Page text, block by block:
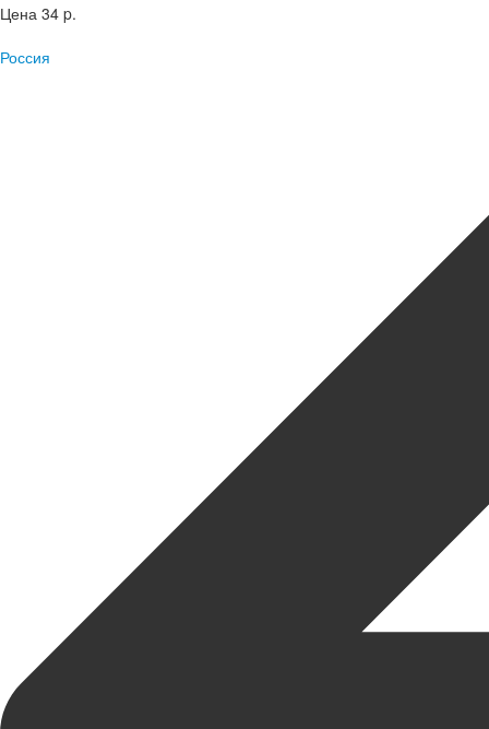
Цена 34 p.
Россия